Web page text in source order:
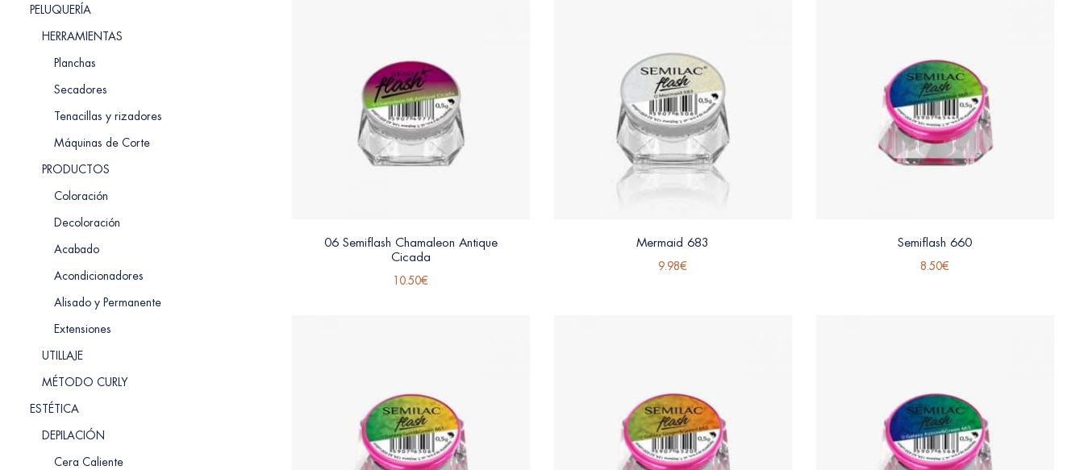
PELUQUERÍA
HERRAMIENTAS
Planchas
Secadores
Tenacillas y rizadores
Máquinas de Corte
PRODUCTOS
Coloración
Decoloración
Acabado
Acondicionadores
Alisado y Permanente
Extensiones
UTILLAJE
MÉTODO CURLY
ESTÉTICA
DEPILACIÓN
Cera Caliente
06 Semiflash Chamaleon Antique
Cicada
10.50€
Mermaid 683
9.98€
Semiflash 660
8.50€